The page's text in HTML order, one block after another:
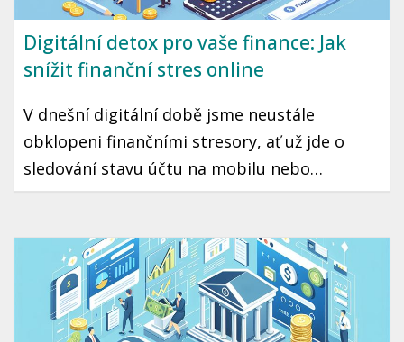
Digitální detox pro vaše finance: Jak
snížit finanční stres online
V dnešní digitální době jsme neustále
obklopeni finančními stresory, ať už jde o
sledování stavu účtu na mobilu nebo
sociálními sítěmi ovlivněné nákupní impulsy.
potřebuje reset, může být digitální detox
právě tím, co potřebujete. Přinášíme vám
krok za krokem, jak snížit finanční stres a
posílit kontrolu nad svými financemi.